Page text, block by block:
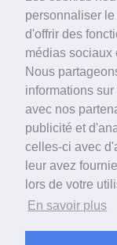
personnaliser
d'offrir des
médias sociaux
Nous
informations
avec nos
publicité et
celles-ci avec
leur avez
lors de votre
En savoir plus